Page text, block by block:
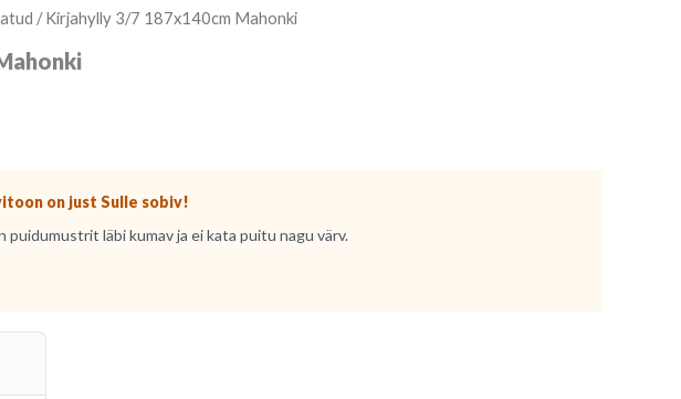
/ Kirjahylly 3/7 187x140cm Mahonki
on just Sulle sobiv!
läbi kumav ja ei kata puitu nagu värv.